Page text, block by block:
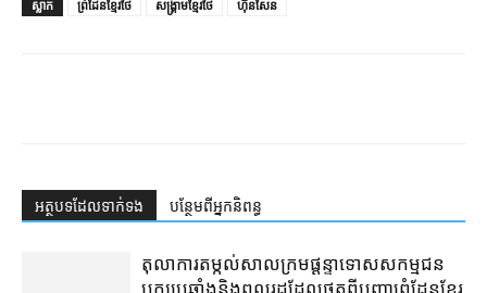
ស្លាក ព្រំដែនខ្មែរថៃ សង្គ្រាមខ្មែរថៃ ហ៊ុនសែន
អត្ថបទ​ដែល​ទាក់ទង បន្ថែម​ពី​អ្នកនិពន្ធ
តុលាការ​តម្កល់​សាលក្រម​ផ្ដន្ទាទោស​សកម្មជន​